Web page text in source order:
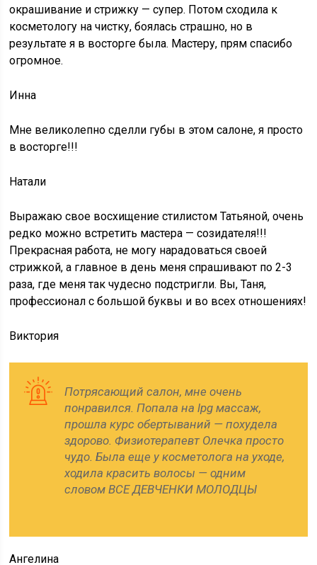
окрашивание и стрижку — супер. Потом сходила к
косметологу на чистку, боялась страшно, но в
результате я в восторге была. Мастеру, прям спасибо
огромное.
Инна
Мне великолепно сделли губы в этом салоне, я просто
в восторге!!!
Натали
Выражаю свое восхищение стилистом Татьяной, очень
редко можно встретить мастера — созидателя!!!
Прекрасная работа, не могу нарадоваться своей
стрижкой, а главное в день меня спрашивают по 2-3
раза, где меня так чудесно подстригли. Вы, Таня,
профессионал с большой буквы и во всех отношениях!
Виктория
Потрясающий салон, мне очень
понравился. Попала на lpg массаж,
прошла курс обертываний — похудела
здорово. Физиотерапевт Олечка просто
чудо. Была еще у косметолога на уходе,
ходила красить волосы — одним
словом ВСЕ ДЕВЧЕНКИ МОЛОДЦЫ
Ангелина